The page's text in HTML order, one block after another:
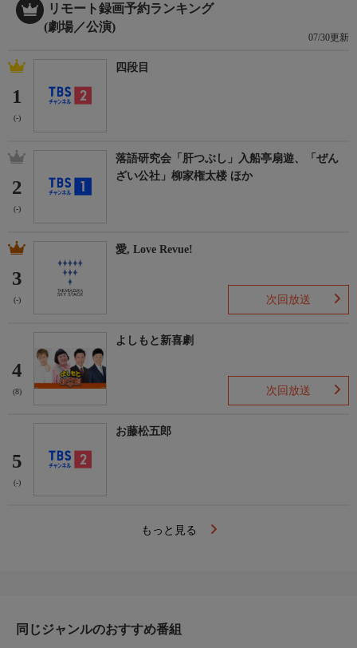
リモート録画予約ランキング
(劇場／公演)
07/30更新
1
(-)
四段目
2
(-)
落語研究会「肝つぶし」入船亭扇遊、「ぜん
ざい公社」柳家権太楼 ほか
3
(-)
愛, Love Revue!
次回放送
4
(8)
よしもと新喜劇
次回放送
5
(-)
お藤松五郎
もっと見る
同じジャンルのおすすめ番組